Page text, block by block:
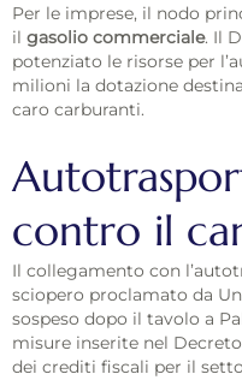
Per le imprese, il nodo
il gasolio commerciale. Il
potenziato le risorse per
milioni la dotazione
caro carburanti.
contro il
Il collegamento con
sciopero proclamato da
sospeso dopo il tavolo a
misure inserite nel
dei crediti fiscali per il